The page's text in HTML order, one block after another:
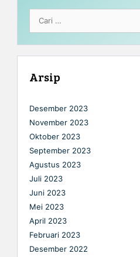
untuk:
Arsip
Desember 2023
November 2023
Oktober 2023
September 2023
Agustus 2023
Juli 2023
Juni 2023
Mei 2023
April 2023
Februari 2023
Desember 2022